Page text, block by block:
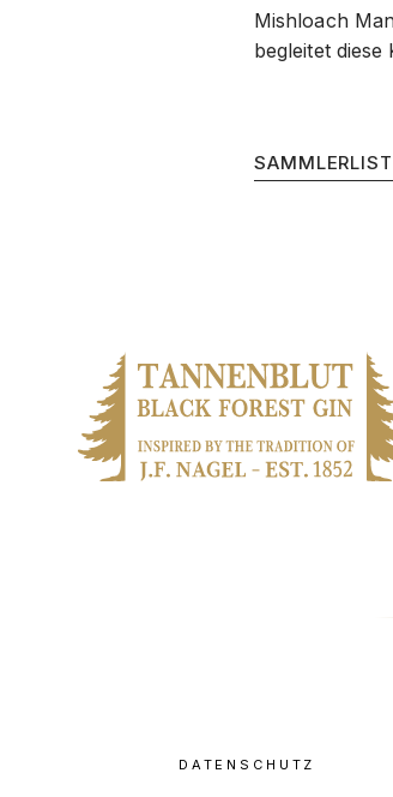
Mishloach
begleitet
DATENSCHUTZ